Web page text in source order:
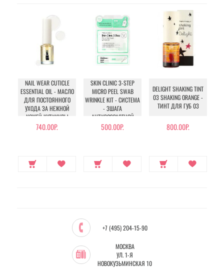
NAIL WEAR CUTICLE
ESSENTIAL OIL - МАСЛО
ДЛЯ ПОСТОЯННОГО
УХОДА ЗА НЕЖНОЙ
КОЖЕЙ КУТИКУЛЫ
740.00Р.
SKIN CLINIC 3-STEP
MICRO PEEL SWAB
WRINKLE KIT - СИСТЕМА
- 3ШАГА
АНТИВОЗРАСТНОЙ
УХОД ЗА КОЖЕЙ ЛИЦА
500.00Р.
DELIGHT SHAKING TINT
03 SHAKING ORANGE -
ТИНТ ДЛЯ ГУБ 03
800.00Р.
+7 (495) 204-15-90
МОСКВА
УЛ. 1-Я
НОВОКУЗЬМИНСКАЯ 10